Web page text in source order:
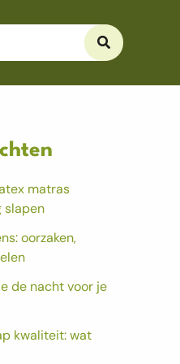
matras
slapen
oorzaken,
de nacht voor je
kwaliteit: wat